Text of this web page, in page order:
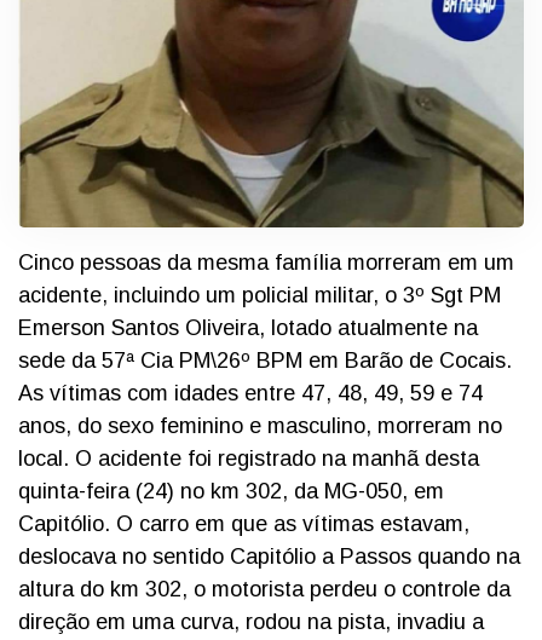
Cinco pessoas da mesma família morreram em um
acidente, incluindo um policial militar, o 3º Sgt PM
Emerson Santos Oliveira, lotado atualmente na
sede da 57ª Cia PM\26º BPM em Barão de Cocais.
As vítimas com idades entre 47, 48, 49, 59 e 74
anos, do sexo feminino e masculino, morreram no
local. O acidente foi registrado na manhã desta
quinta-feira (24) no km 302, da MG-050, em
Capitólio. O carro em que as vítimas estavam,
deslocava no sentido Capitólio a Passos quando na
altura do km 302, o motorista perdeu o controle da
direção em uma curva, rodou na pista, invadiu a